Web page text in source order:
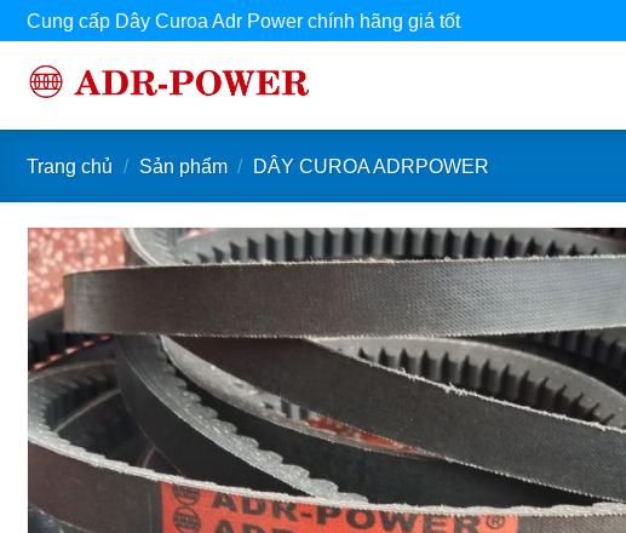
qua
dung
Cung cấp Dây Curoa Adr Power chính hãng giá tốt
Trang chủ / Sản phẩm / DÂY CUROA ADRPOWER